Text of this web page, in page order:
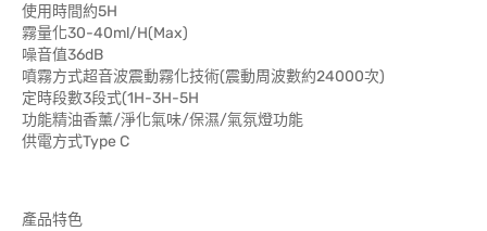
使用時間約5H
霧量化30-40ml/H(Max)
噪音值36dB
噴霧方式超音波震動霧化技術(震動周波數約24000次)
定時段數3段式(1H-3H-5H
功能精油香薰/淨化氣味/保濕/氣氛燈功能
供電方式Type C
產品特色